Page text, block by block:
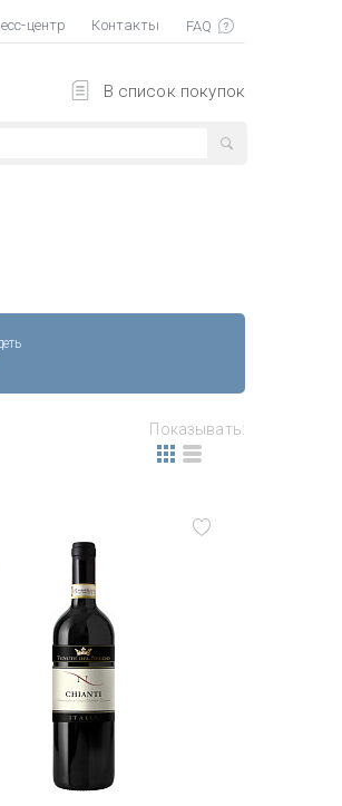
центр Контакты
В список покупок
Показывать: